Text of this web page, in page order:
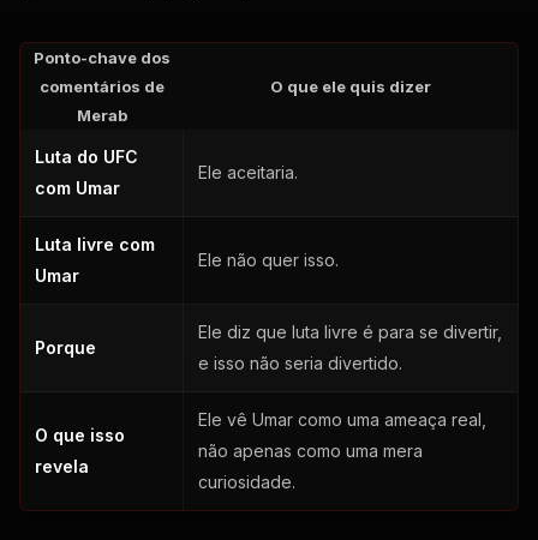
Ponto-chave dos
comentários de
Merab
O que ele quis dizer
Luta do UFC
com Umar
Ele aceitaria.
Luta livre com
Umar
Ele não quer isso.
Porque
Ele diz que luta livre é para se divertir,
e isso não seria divertido.
O que isso
revela
Ele vê Umar como uma ameaça real,
não apenas como uma mera
curiosidade.